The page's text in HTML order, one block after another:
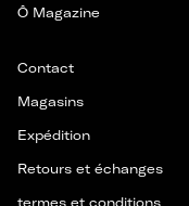
Ô Magazine
Contact
Magasins
Expédition
Retours et échanges
termes et conditions